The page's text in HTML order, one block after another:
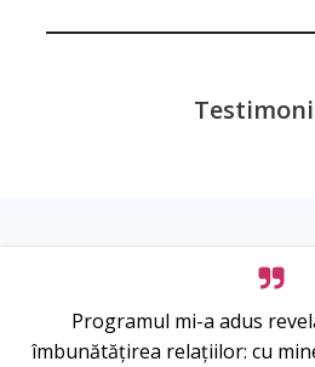
Programul mi-a adus
îmbunătățirea relațiilor: cu